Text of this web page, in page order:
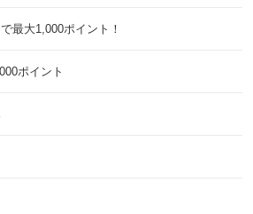
最大1,000ポイント！
ポイント